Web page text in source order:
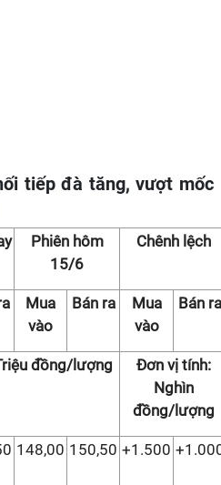
tiếp đà tăng, vượt mốc
Phiên hôm
15/6
Chênh lệch
Mua
vào
Bán ra
Mua
vào
Bán ra
đồng/lượng
Đơn vị tính:
Nghìn
đồng/lượng
148,00 150,50 +1.500